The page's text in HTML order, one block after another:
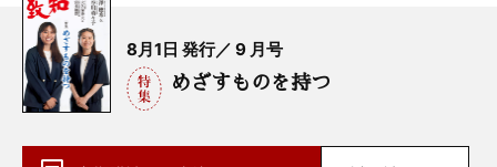
8月1日 発行／ 9 月号
めざすものを持つ